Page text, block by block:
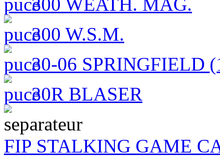
300 W.S.M.
30-06 SPRINGFIELD
30R BLASER
FIP STALKING GAME